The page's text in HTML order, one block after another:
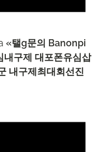
«탤g문의 Banonpi
내구제 대포폰유심삽
내구제최대회선진